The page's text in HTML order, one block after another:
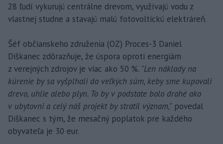
28 ľudí vykurujú centrálne drevom, využívajú vodu z
vlastnej studne a stavajú malú fotovoltickú elektráreň.
Šéf občianskeho združenia (OZ) Proces-3 Daniel
Diškanec zdôrazňuje, že úspora oproti energiám
z verejných zdrojov je viac ako 50 %. "Len náklady na
kúrenie by sa vyšplhali do veľkých súm, keby sme kupovali
drevo, uhlie alebo plyn. To by v podstate bolo drahé ako
v ubytovni a celý náš projekt by stratil význam," povedal
Diškanec s tým, že mesačný poplatok pre každého
obyvateľa je 30 eur.